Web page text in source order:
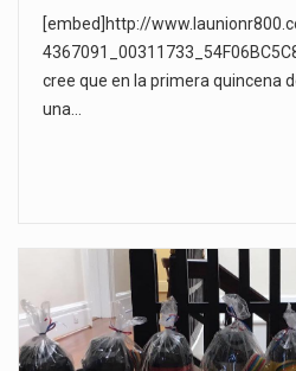
[embed]http://
cree que en la primera quincena
una…